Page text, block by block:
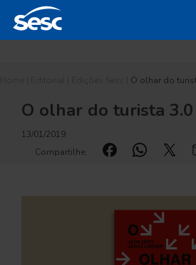
O olhar do
O olhar do turista 3.0
13/01/2019
Compartilhe: